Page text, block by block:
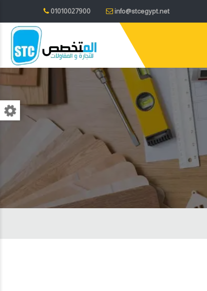
01010027900 info@stcegypt.net